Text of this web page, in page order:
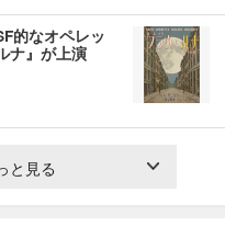
的なオペレッ
ナ』が上演
と見る